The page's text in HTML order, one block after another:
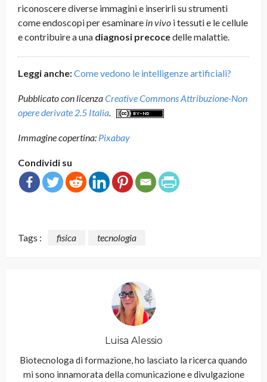
riconoscere diverse immagini e inserirli su strumenti
come endoscopi per esaminare in vivo i tessuti e le cellule
e contribuire a una diagnosi precocedelle malattie.
Leggi anche:Come vedono le intelligenze artificiali?
Pubblicato con licenzaCreative Commons Attribuzione-Non
opere derivate 2.5 Italia
Immagine copertina: Pixabay
Condividi su
Tags : fisica tecnologia
Luisa Alessio
Biotecnologa di formazione, ho lasciato la ricerca quando
mi sono innamorata della comunicazione e divulgazione